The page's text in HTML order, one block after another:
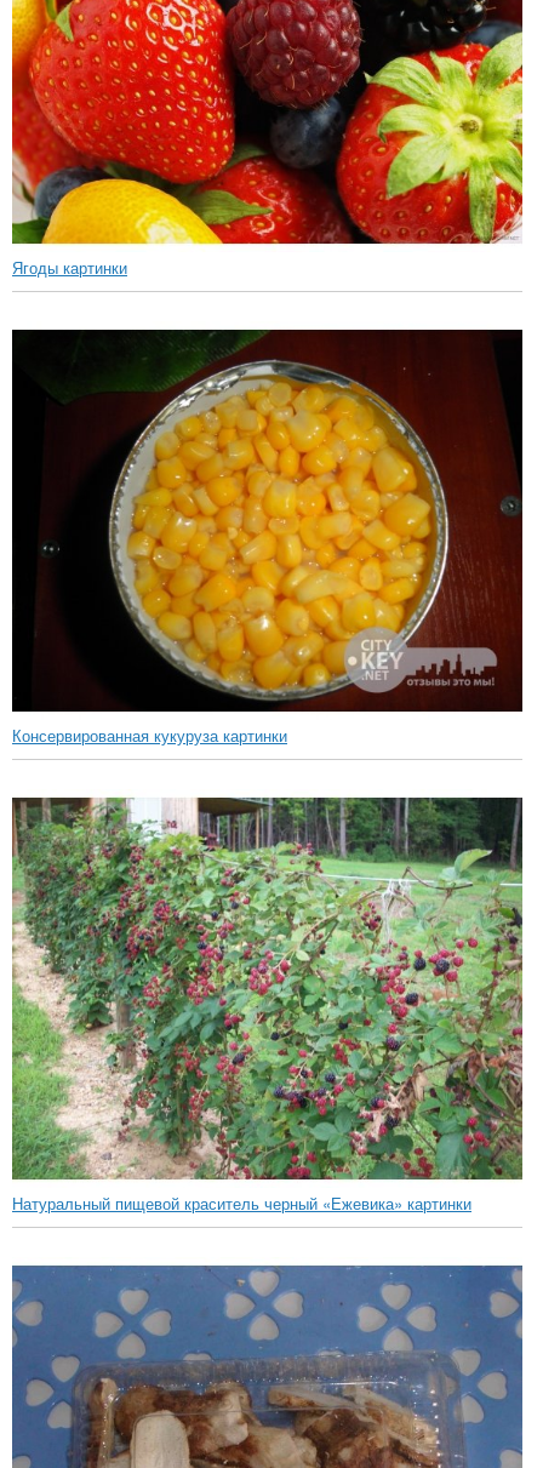
Ягоды картинки
Консервированная кукуруза картинки
Натуральный пищевой краситель черный «Ежевика» картинки